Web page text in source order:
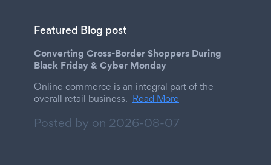
Featured Blog post
Converting Cross-Border Shoppers During
Black Friday & Cyber Monday
Online commerce is an integral part of the
overall retail business. Read More
Posted by on 2026-08-07